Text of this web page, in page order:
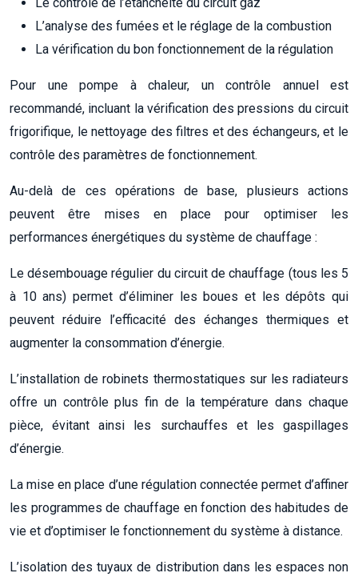
L’analyse des fumées et le réglage de la combustion
La vérification du bon fonctionnement de la régulation
Pour une pompe à chaleur, un contrôle annuel est
recommandé, incluant la vérification des pressions du circuit
frigorifique, le nettoyage des filtres et des échangeurs, et le
contrôle des paramètres de fonctionnement.
Au-delà de ces opérations de base, plusieurs actions
peuvent être mises en place pour optimiser les
performances énergétiques du système de chauffage :
Le désembouage régulier du circuit de chauffage (tous les 5
à 10 ans) permet d’éliminer les boues et les dépôts qui
peuvent réduire l’efficacité des échanges thermiques et
augmenter la consommation d’énergie.
L’installation de robinets thermostatiques sur les radiateurs
offre un contrôle plus fin de la température dans chaque
pièce, évitant ainsi les surchauffes et les gaspillages
d’énergie.
La mise en place d’une régulation connectée permet d’affiner
les programmes de chauffage en fonction des habitudes de
vie et d’optimiser le fonctionnement du système à distance.
L’isolation des tuyaux de distribution dans les espaces non